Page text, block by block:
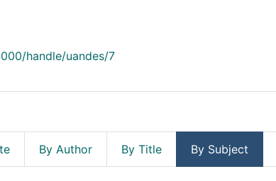
handle/uandes/7
By Author By Title By Subject